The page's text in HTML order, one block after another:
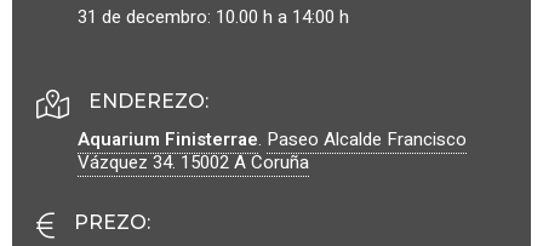
31 de decembro: 10.00 h a 14:00 h
ENDEREZO:
Aquarium Finisterrae. Paseo Alcalde Francisco
Vázquez 34.15002A Coruña
PREZO: